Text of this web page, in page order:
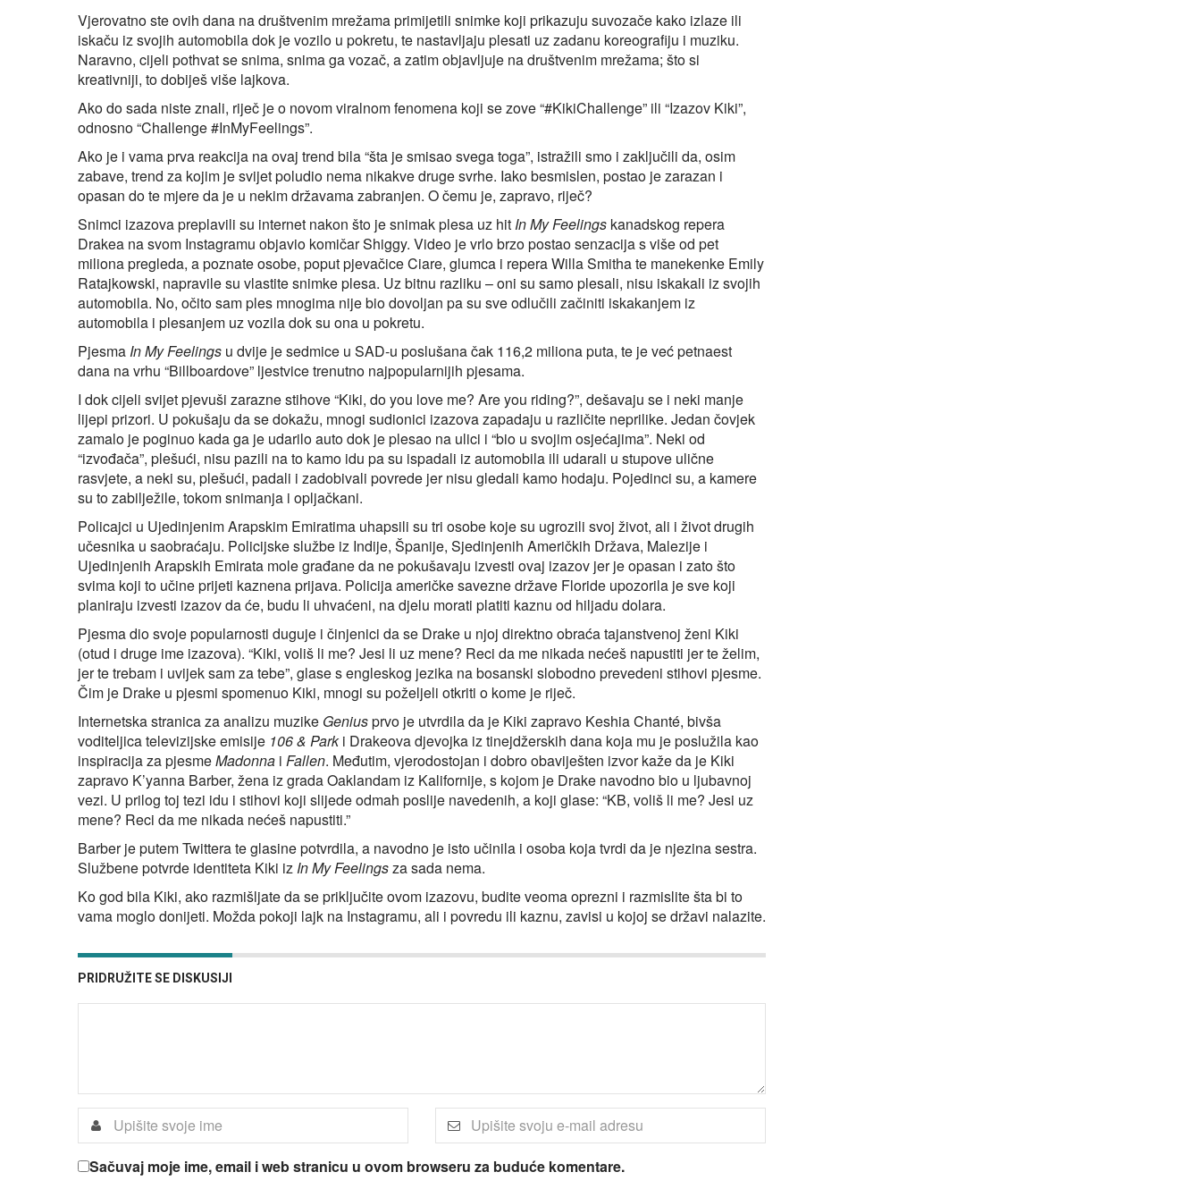
Vjerovatno ste ovih dana na društvenim mrežama primijetili snimke koji prikazuju suvozače kako izlaze ili
iskaču iz svojih automobila dok je vozilo u pokretu, te nastavljaju plesati uz zadanu koreografiju i muziku.
Naravno, cijeli pothvat se snima, snima ga vozač, a zatim objavljuje na društvenim mrežama; što si
kreativniji, to dobiješ više lajkova.
Ako do sada niste znali, riječ je o novom viralnom fenomena koji se zove “#KikiChallenge” ili “Izazov Kiki”,
odnosno “Challenge #InMyFeelings”.
Ako je i vama prva reakcija na ovaj trend bila “šta je smisao svega toga”, istražili smo i zaključili da, osim
zabave, trend za kojim je svijet poludio nema nikakve druge svrhe. Iako besmislen, postao je zarazan i
opasan do te mjere da je u nekim državama zabranjen. O čemu je, zapravo, riječ?
Snimci izazova preplavili su internet nakon što je snimak plesa uz hit In My Feelings kanadskog repera
Drakea na svom Instagramu objavio komičar Shiggy. Video je vrlo brzo postao senzacija s više od pet
miliona pregleda, a poznate osobe, poput pjevačice Ciare, glumca i repera Willa Smitha te manekenke Emily
Ratajkowski, napravile su vlastite snimke plesa. Uz bitnu razliku – oni su samo plesali, nisu iskakali iz svojih
automobila. No, očito sam ples mnogima nije bio dovoljan pa su sve odlučili začiniti iskakanjem iz
automobila i plesanjem uz vozila dok su ona u pokretu.
Pjesma In My Feelings u dvije je sedmice u SAD-u poslušana čak 116,2 miliona puta, te je već petnaest
dana na vrhu “Billboardove” ljestvice trenutno najpopularnijih pjesama.
I dok cijeli svijet pjevuši zarazne stihove “Kiki, do you love me? Are you riding?”, dešavaju se i neki manje
lijepi prizori. U pokušaju da se dokažu, mnogi sudionici izazova zapadaju u različite neprilike. Jedan čovjek
zamalo je poginuo kada ga je udarilo auto dok je plesao na ulici i “bio u svojim osjećajima”. Neki od
“izvođača”, plešući, nisu pazili na to kamo idu pa su ispadali iz automobila ili udarali u stupove ulične
rasvjete, a neki su, plešući, padali i zadobivali povrede jer nisu gledali kamo hodaju. Pojedinci su, a kamere
su to zabilježile, tokom snimanja i opljačkani.
Policajci u Ujedinjenim Arapskim Emiratima uhapsili su tri osobe koje su ugrozili svoj život, ali i život drugih
učesnika u saobraćaju. Policijske službe iz Indije, Španije, Sjedinjenih Američkih Država, Malezije i
Ujedinjenih Arapskih Emirata mole građane da ne pokušavaju izvesti ovaj izazov jer je opasan i zato što
svima koji to učine prijeti kaznena prijava. Policija američke savezne države Floride upozorila je sve koji
planiraju izvesti izazov da će, budu li uhvaćeni, na djelu morati platiti kaznu od hiljadu dolara.
Pjesma dio svoje popularnosti duguje i činjenici da se Drake u njoj direktno obraća tajanstvenoj ženi Kiki
(otud i druge ime izazova). “Kiki, voliš li me? Jesi li uz mene? Reci da me nikada nećeš napustiti jer te želim,
jer te trebam i uvijek sam za tebe”, glase s engleskog jezika na bosanski slobodno prevedeni stihovi pjesme.
Čim je Drake u pjesmi spomenuo Kiki, mnogi su poželjeli otkriti o kome je riječ.
Internetska stranica za analizu muzike Geniusprvo je utvrdila da je Kiki zapravo Keshia Chanté, bivša
voditeljica televizijske emisije 106 & Parki Drakeova djevojka iz tinejdžerskih dana koja mu je poslužila kao
inspiracija za pjesmeMadonna i Fallen. Međutim, vjerodostojan i dobro obaviješten izvor kaže da je Kiki
zapravo K’yanna Barber, žena iz grada Oaklandam iz Kalifornije, s kojom je Drake navodno bio u ljubavnoj
vezi. U prilog toj tezi idu i stihovi koji slijede odmah poslije navedenih, a koji glase: “KB, voliš li me? Jesi uz
mene? Reci da me nikada nećeš napustiti.”
Barber je putem Twittera te glasine potvrdila, a navodno je isto učinila i osoba koja tvrdi da je njezina sestra.
Službene potvrde identiteta Kiki iz In My Feelingsza sada nema.
Ko god bila Kiki, ako razmišljate da se priključite ovom izazovu, budite veoma oprezni i razmislite šta bi to
vama moglo donijeti. Možda pokoji lajk na Instagramu, ali i povredu ili kaznu, zavisi u kojoj se državi nalazite.
PRIDRUŽITE SE DISKUSIJI
Sačuvaj moje ime, email i web stranicu u ovom browseru za buduće komentare.